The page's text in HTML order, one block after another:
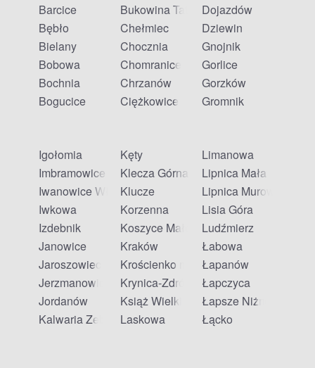
Barcice
Bębło
Bielany
Bobowa
Bochnia
Bogucice
Bukowina Tatrzańska
Chełmiec
Chocznia
Chomranice
Chrzanów
Ciężkowice
Dojazdów
Dziewin
Gnojnik
Gorlice
Gorzków
Gromnik
Igołomia
Imbramowice
Iwanowice Włościańskie
Iwkowa
Izdebnik
Janowice
Jaroszowiec
Jerzmanowice
Jordanów
Kalwaria Zebrzydowska
Kęty
Klecza Górna
Klucze
Korzenna
Koszyce Małe
Kraków
Krościenko nad Dunajcem
Krynica-Zdrój
Książ Wielki
Laskowa
Limanowa
Lipnica Mała
Lipnica Murowana
Lisia Góra
Ludźmierz
Łabowa
Łapanów
Łapczyca
Łapsze Niżne
Łącko